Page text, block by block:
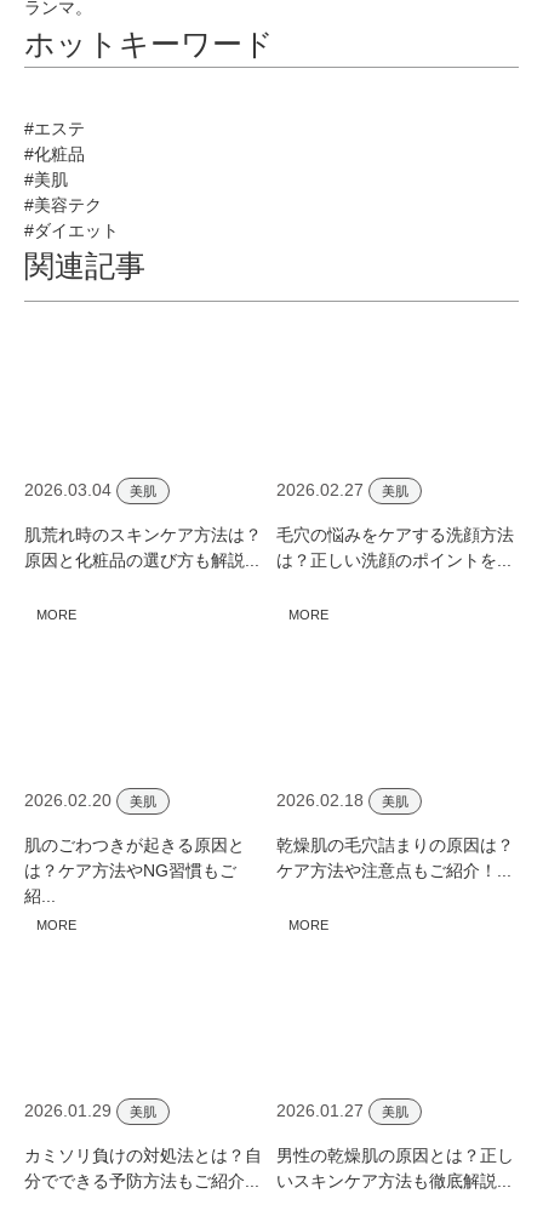
ランマ。
ホットキーワード
#エステ
#化粧品
#美肌
#美容テク
#ダイエット
関連記事
2026.03.04 美肌
肌荒れ時のスキンケア方法は？
原因と化粧品の選び方も解説...
MORE
2026.02.27 美肌
毛穴の悩みをケアする洗顔方法
は？正しい洗顔のポイントを...
MORE
2026.02.20 美肌
肌のごわつきが起きる原因と
は？ケア方法やNG習慣もご
紹...
MORE
2026.02.18 美肌
乾燥肌の毛穴詰まりの原因は？
ケア方法や注意点もご紹介！...
MORE
2026.01.29 美肌
カミソリ負けの対処法とは？自
分でできる予防方法もご紹介...
2026.01.27 美肌
男性の乾燥肌の原因とは？正し
いスキンケア方法も徹底解説...